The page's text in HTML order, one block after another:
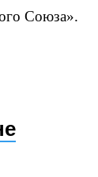
Союза».